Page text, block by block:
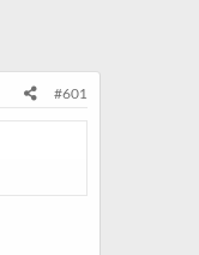
#601